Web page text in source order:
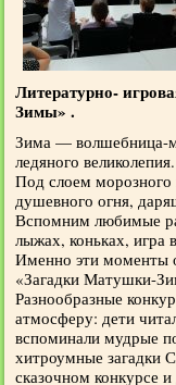
Литературно-
Зимы» .
Зима — волшебница-
ледяного великолепия.
Под слоем морозного
душевного огня,
Вспомним любимые
лыжах, коньках, игра
Именно эти моменты
«Загадки Матушки-
Разнообразные
атмосферу: дети
вспоминали мудрые
хитроумные загадки
сказочном конкурсе